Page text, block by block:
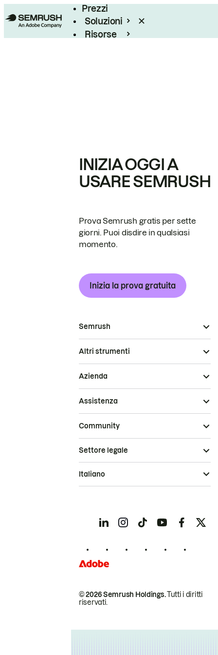
Prezzi
Soluzioni
Risorse
INIZIA OGGI A
USARE SEMRUSH
Prova Semrush gratis per sette
giorni. Puoi disdire in qualsiasi
momento.
Inizia la prova gratuita
Semrush
Altri strumenti
Azienda
Assistenza
Community
© 2026 Semrush Holdings.Tutti i diritti
riservati.
Settore legale
Italiano